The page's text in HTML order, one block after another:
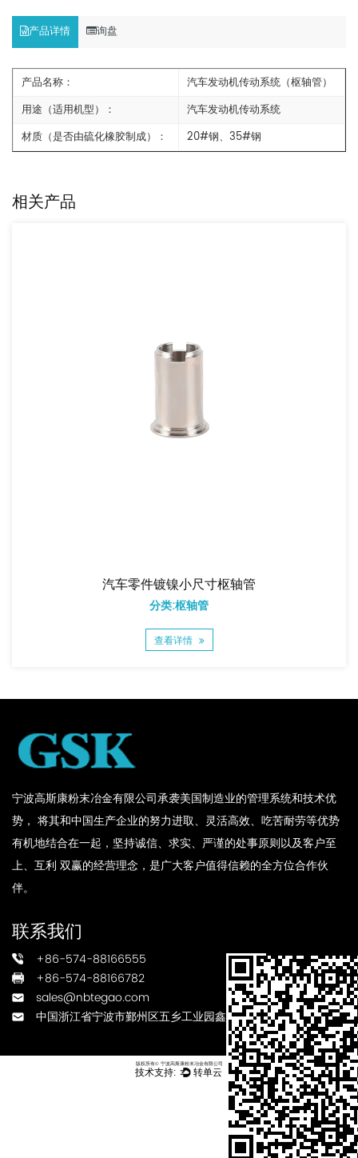
产品详情 询盘
产品名称：
汽车发动机传动系统（枢轴管）
用途（适用机型）：
汽车发动机传动系统
材质（是否由硫化橡胶制成）：
20#钢、35#钢
相关产品
汽车零件镀镍小尺寸枢轴管
分类:枢轴管
查看详情
宁波高斯康粉末冶金有限公司承袭美国制造业的管理系统和技术优
势， 将其和中国生产企业的努力进取、灵活高效、吃苦耐劳等优势
有机地结合在一起，坚持诚信、求实、严谨的处事原则以及客户至
上、互利 双赢的经营理念，是广大客户值得信赖的全方位合作伙
伴。
联系我们
+86-574-88166555
+86-574-88166782
sales@nbtegao.com
中国浙江省宁波市鄞州区五乡工业园鑫瑞路3号
版权所有© 宁波高斯康粉末冶金有限公司